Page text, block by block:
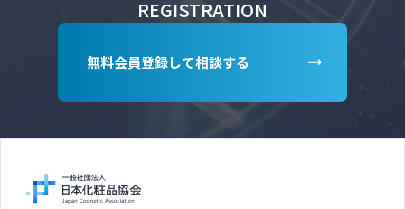
REGISTRATION
無料会員登録して相談する